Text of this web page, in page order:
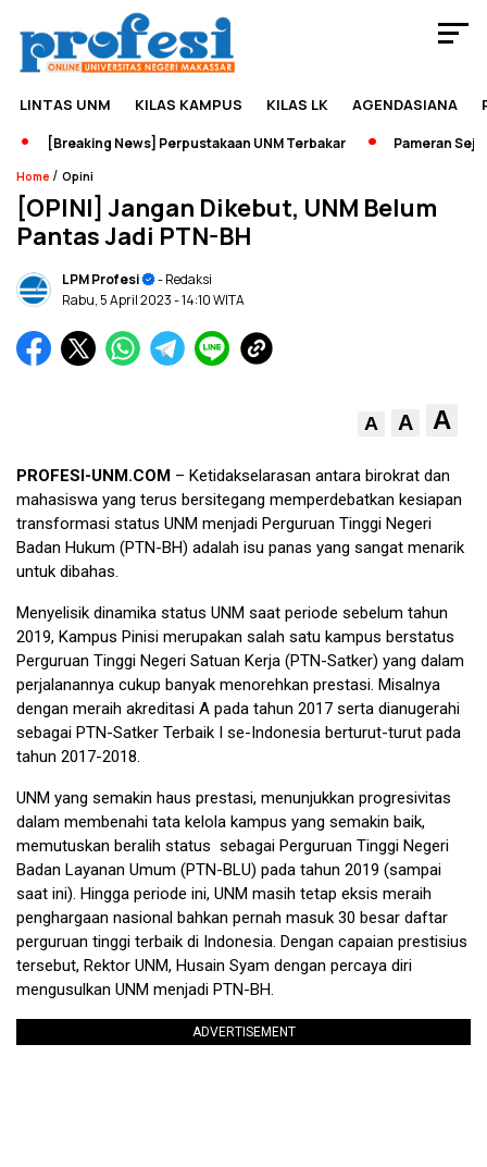
LINTAS UNM KILAS KAMPUS KILAS LK AGENDASIANA
[Breaking News] Perpustakaan UNM Terbakar Pameran Sejarah
Home / Opini
[OPINI] Jangan Dikebut, UNM Belum
Pantas Jadi PTN-BH
LPM Profesi
- Redaksi
Rabu, 5 April 2023- 14:10 WITA
A A A
PROFESI-UNM.COM – Ketidakselarasan antara birokrat dan
mahasiswa yang terus bersitegang memperdebatkan kesiapan
transformasi status UNM menjadi Perguruan Tinggi Negeri
Badan Hukum (PTN-BH) adalah isu panas yang sangat menarik
untuk dibahas.
Menyelisik dinamika status UNM saat periode sebelum tahun
2019, Kampus Pinisi merupakan salah satu kampus berstatus
Perguruan Tinggi Negeri Satuan Kerja (PTN-Satker) yang dalam
perjalanannya cukup banyak menorehkan prestasi. Misalnya
dengan meraih akreditasi A pada tahun 2017 serta dianugerahi
sebagai PTN-Satker Terbaik I se-Indonesia berturut-turut pada
tahun 2017-2018.
UNM yang semakin haus prestasi, menunjukkan progresivitas
dalam membenahi tata kelola kampus yang semakin baik,
memutuskan beralih status sebagai Perguruan Tinggi Negeri
Badan Layanan Umum (PTN-BLU) pada tahun 2019 (sampai
saat ini). Hingga periode ini, UNM masih tetap eksis meraih
penghargaan nasional bahkan pernah masuk 30 besar daftar
perguruan tinggi terbaik di Indonesia. Dengan capaian prestisius
tersebut, Rektor UNM, Husain Syam dengan percaya diri
mengusulkan UNM menjadi PTN-BH.
ADVERTISEMENT